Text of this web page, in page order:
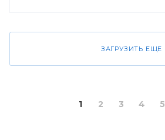
ЗАГРУЗИТЬ ЕЩЕ
1 2 3 4 5